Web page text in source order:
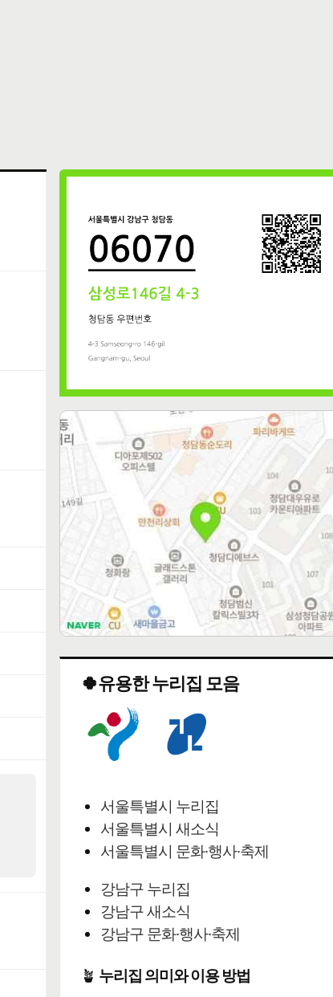
🍀유용한 누리집 모음
서울특별시 누리집
서울특별시 새소식
서울특별시 문화·행사·축제
강남구 누리집
강남구 새소식
강남구 문화·행사·축제
🪴 누리집 의미와 이용 방법